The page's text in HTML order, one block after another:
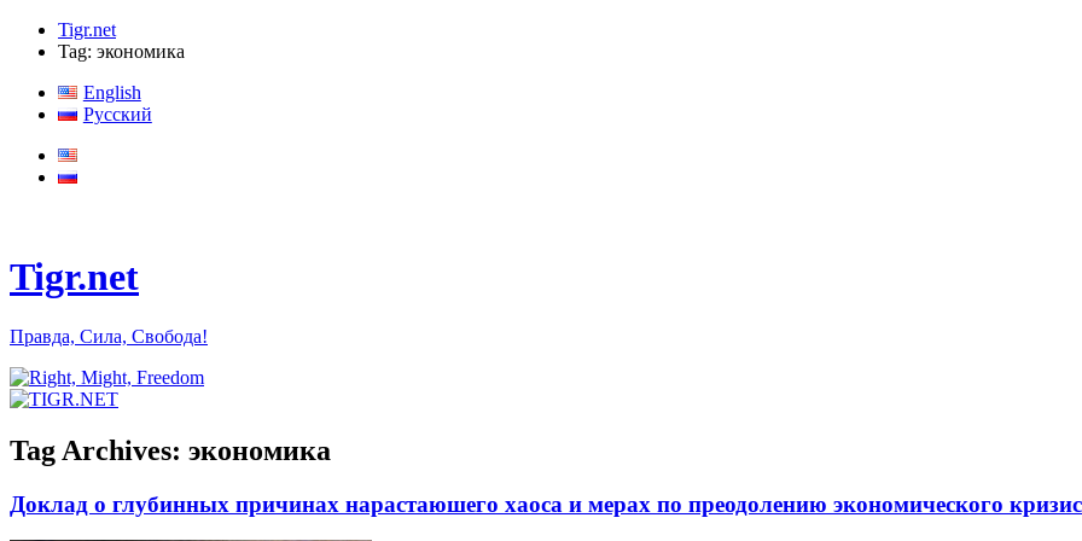
Tigr.net
Tag: экономика
English
Русский
Tigr.net
Правда, Сила, Свобода!
Tag Archives: экономика
Доклад о глубинных причинах нарастаюшего хаоса и мерах по преодолению экономического